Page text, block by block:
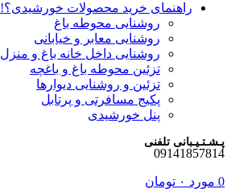
راهنمای خرید محصولات خورشیدی؟!
روشنایی محوطه باغ
روشنایی معابر و خیابانی
روشنایی داخل خانه باغ و منزل
تزئین محوطه باغ و باغچه
تزئین و روشنایی دیوارها
پکیج مسافرتی و پرتابل
پنل خورشیدی
پـشـتـیـبانی تلفنی
09141857814
0 مورد ۰ تومان